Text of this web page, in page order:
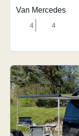
Van Mercedes
4 4